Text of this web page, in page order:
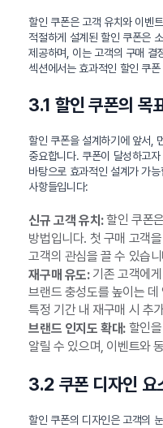
할인 쿠폰은 고객 유치와 이벤
적절하게 설계된 할인 쿠폰은
제공하며, 이는 고객의 구매 결
섹션에서는 효과적인 할인 쿠
3.1 할인 쿠폰의 목
할인 쿠폰을 설계하기에 앞서,
중요합니다. 쿠폰이 달성하고
바탕으로 효과적인 설계가 가
사항들입니다:
신규 고객 유치:할인 쿠폰
방법입니다. 첫 구매 고객
고객의 관심을 끌 수 있습
재구매 유도:기존 고객에
브랜드 충성도를 높이는
특정 기간 내 재구매 시 추
브랜드 인지도 확대:할인을
알릴 수 있으며, 이벤트와
3.2 쿠폰 디자인 요
할인 쿠폰의 디자인은 고객의